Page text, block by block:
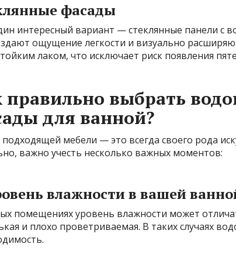
фасады
интересный вариант — стеклянные панели с
ощущение легкости и визуально
лаком, что исключает риск появления
правильно выбрать
для ванной?
мебели — это всегда своего рода
важно учесть несколько важных моментов:
влажности в вашей
помещениях уровень влажности может
и плохо проветриваемая. В таких случаях